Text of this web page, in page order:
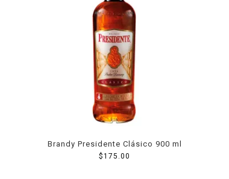
Brandy Presidente Clásico 900 ml
$175.00